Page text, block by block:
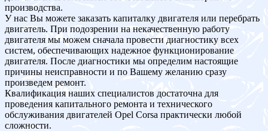
производства.
У нас Вы можете заказать капиталку двигателя или перебрать
двигатель. При подозрении на некачественную работу
двигателя мы можем сначала провести диагностику всех
систем, обеспечивающих надежное функционирование
двигателя. После диагностики мы определим настоящие
причины неисправности и по Вашему желанию сразу
произведем ремонт.
Квалификация наших специалистов достаточна для
проведения капитального ремонта и технического
обслуживания двигателей Opel Corsa практически любой
сложности.